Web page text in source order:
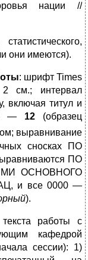
нации //
они имеются).
: шрифт Times
см.; интервал
включая титул и
— 12 (образец
выравнивание
сносках ПО
ПО
ОСНОВНОГО
и все 0000 —
).
работы с
кафедрой
сессии): 1)